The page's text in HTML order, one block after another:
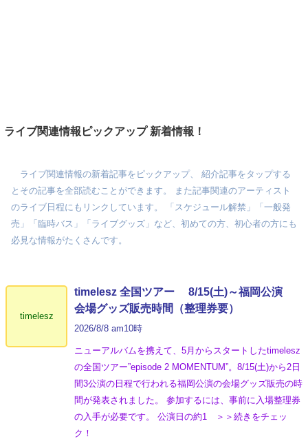
ライブ関連情報ピックアップ 新着情報！
ライブ関連情報の新着記事をピックアップ、 紹介記事をタップする
とその記事を全部読むことができます。 また記事関連のアーティスト
のライブ日程にもリンクしています。 「スケジュール解禁」「一般発
売」「臨時バス」「ライブグッズ」など、初めての方、初心者の方にも
必見な情報がたくさんです。
timelesz
timelesz 全国ツアー 8/15(土)～福岡公演
会場グッズ販売時間（整理券要）
2026/8/8 am10時
ニューアルバムを携えて、5月からスタートしたtimelesz
の全国ツアー”episode 2 MOMENTUM”。8/15(土)から2日
間3公演の日程で行われる福岡公演の会場グッズ販売の時
間が発表されました。 参加するには、事前に入場整理券
の入手が必要です。 公演日の約1 ＞＞続きをチェッ
ク！